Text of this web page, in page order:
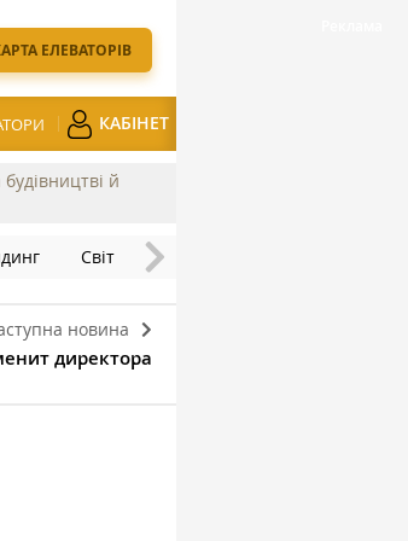
ЕЛЕВАТОРІВ
КАБІНЕТ
й
Світ
новина
директора